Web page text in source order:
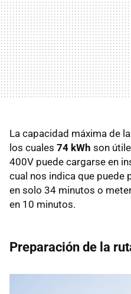
La capacidad máxima de
los cuales 74 kWh son
400V puede cargarse en
cual nos indica que puede
en solo 34 minutos o
en 10 minutos.
Preparación de la